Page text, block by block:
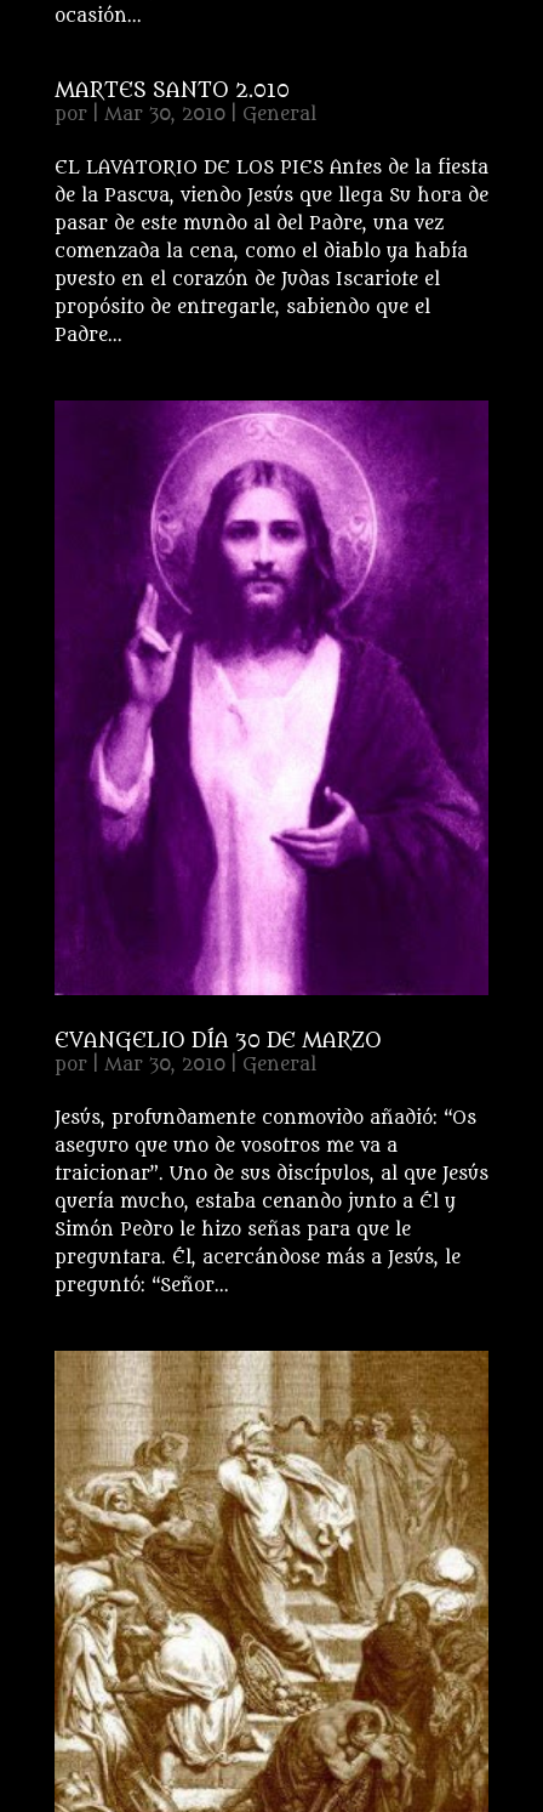
ocasión...
MARTES SANTO 2.010
por Mar 30, 2010| General
EL LAVATORIO DE LOS PIES Antes de la fiesta
de la Pascua, viendo Jesús que llega Su hora de
pasar de este mundo al del Padre, una vez
comenzada la cena, como el diablo ya había
puesto en el corazón de Judas Iscariote el
propósito de entregarle, sabiendo que el
Padre...
EVANGELIO DÍA 30 DE MARZO
por Mar 30, 2010| General
Jesús, profundamente conmovido añadió: “Os
aseguro que uno de vosotros me va a
traicionar”. Uno de sus discípulos, al que Jesús
quería mucho, estaba cenando junto a Él y
Simón Pedro le hizo señas para que le
preguntara. Él, acercándose más a Jesús, le
preguntó: “Señor...